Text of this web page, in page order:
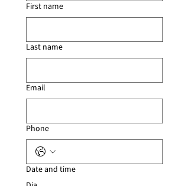
First name
Last name
Email
Phone
Date and time